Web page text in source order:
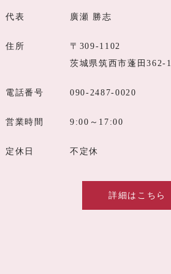
代表 廣瀬 勝志
住所
〒309-1102
茨城県筑西市蓬田362-1
電話番号 090-2487-0020
営業時間 9:00～17:00
定休日 不定休
詳細はこちら